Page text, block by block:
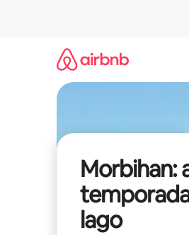
Morbihan:
lago